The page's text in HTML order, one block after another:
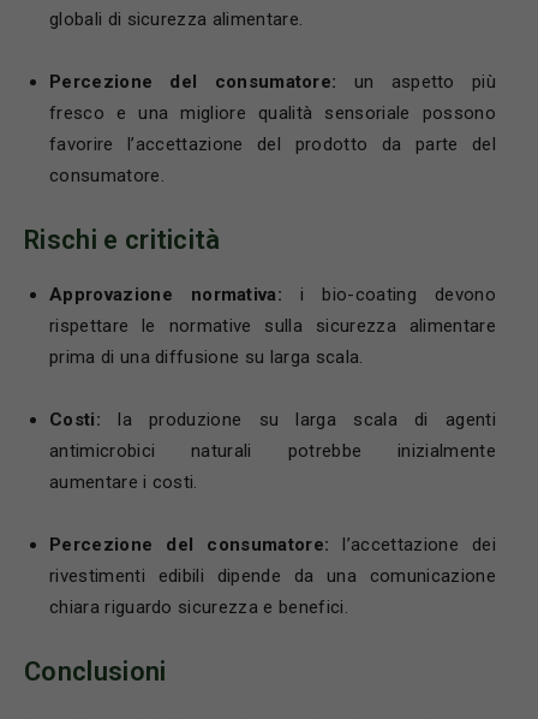
globali di sicurezza alimentare.
Percezione del consumatore: un aspetto più
fresco e una migliore qualità sensoriale possono
favorire l’accettazione del prodotto da parte del
consumatore.
Rischi e criticità
Approvazione normativa: i bio-coating devono
rispettare le normative sulla sicurezza alimentare
prima di una diffusione su larga scala.
Costi: la produzione su larga scala di agenti
antimicrobici naturali potrebbe inizialmente
aumentare i costi.
Percezione del consumatore: l’accettazione dei
rivestimenti edibili dipende da una comunicazione
chiara riguardo sicurezza e benefici.
Conclusioni